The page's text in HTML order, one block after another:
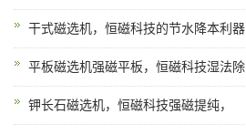
干式磁选机，恒磁科技的节水降本利器
平板磁选机强磁平板，恒磁科技湿法除
钾长石磁选机，恒磁科技强磁提纯，